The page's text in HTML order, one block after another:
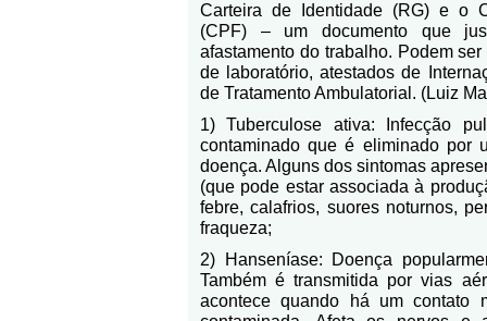
Carteira de Identidade (RG) e o
(CPF) – um documento que
afastamento do trabalho. Podem
de laboratório, atestados de
de Tratamento Ambulatorial. (Luiz
1) Tuberculose ativa: Infecção
contaminado que é eliminado por
doença. Alguns dos sintomas
(que pode estar associada à
febre, calafrios, suores noturnos,
fraqueza;
2) Hanseníase: Doença
Também é transmitida por vias
acontece quando há um contato